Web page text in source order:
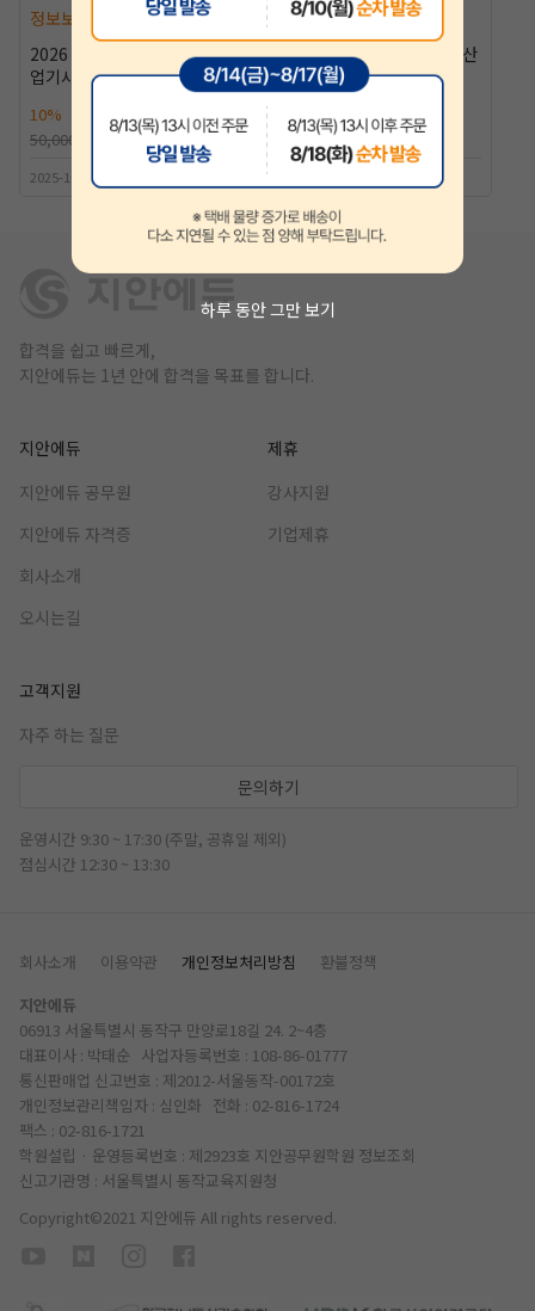
하루 동안 그만 보기
정보보안(산업)기사
2026 알기사 정보보안기사(산
업기사) 필기+핵심기출 1200
10%
45,000원
50,000원
2025-10-30출간 | 조현준저자
정보보안(산업)기사
2026 알기사 정보보안기사(산
업기사) 실기 [10%할인]
10% 41,400원
46,000원
합격을 쉽고 빠르게,
지안에듀는 1년 안에 합격을 목표를 합니다.
지안에듀
지안에듀 공무원
지안에듀 자격증
회사소개
오시는길
제휴
강사지원
기업제휴
고객지원
자주 하는 질문
문의하기
운영시간 9:30 ~ 17:30 (주말, 공휴일 제외)
점심시간 12:30 ~ 13:30
회사소개 이용약관 개인정보처리방침
환불정책
지안에듀
06913 서울특별시 동작구 만양로18길 24. 2~4층
대표이사 : 박태순 사업자등록번호 : 108-86-01777
통신판매업 신고번호 : 제2012-서울동작-00172호
개인정보관리책임자 : 심인화 전화 : 02-816-1724
팩스 : 02-816-1721
학원설립 · 운영등록번호 : 제2923호 지안공무원학원 정보조회
신고기관명 : 서울특별시 동작교육지원청
Copyright©2021 지안에듀 All rights reserved.